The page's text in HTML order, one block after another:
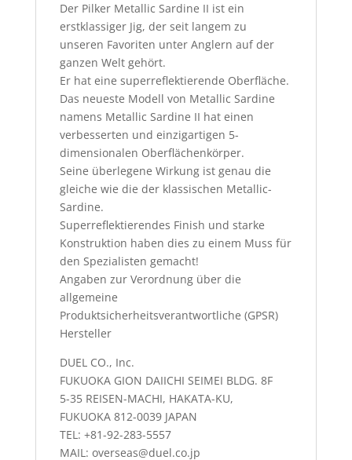
Der Pilker Metallic Sardine II ist ein
erstklassiger Jig, der seit langem zu
unseren Favoriten unter Anglern auf der
ganzen Welt gehört.
Er hat eine superreflektierende Oberfläche.
Das neueste Modell von Metallic Sardine
namens Metallic Sardine II hat einen
verbesserten und einzigartigen 5-
dimensionalen Oberflächenkörper.
Seine überlegene Wirkung ist genau die
gleiche wie die der klassischen Metallic-
Sardine.
Superreflektierendes Finish und starke
Konstruktion haben dies zu einem Muss für
den Spezialisten gemacht!
Angaben zur Verordnung über die
allgemeine
Produktsicherheitsverantwortliche (GPSR)
Hersteller
DUEL CO., Inc.
FUKUOKA GION DAIICHI SEIMEI BLDG. 8F
5-35 REISEN-MACHI, HAKATA-KU,
FUKUOKA 812-0039 JAPAN
TEL: +81-92-283-5557
MAIL: overseas@duel.co.jp